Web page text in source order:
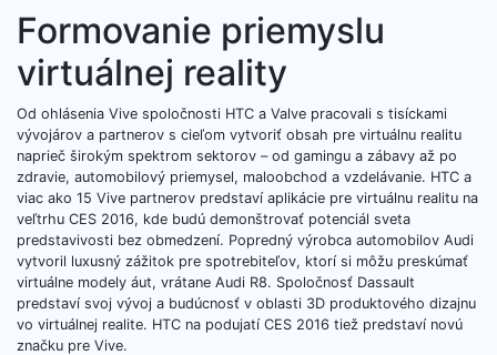
Formovanie priemyslu
virtuálnej reality
Od ohlásenia Vive spoločnosti HTC a Valve pracovali s tisíckami
vývojárov a partnerov s cieľom vytvoriť obsah pre virtuálnu realitu
naprieč širokým spektrom sektorov – od gamingu a zábavy až po
zdravie, automobilový priemysel, maloobchod a vzdelávanie. HTC a
viac ako 15 Vive partnerov predstaví aplikácie pre virtuálnu realitu na
veľtrhu CES 2016, kde budú demonštrovať potenciál sveta
predstavivosti bez obmedzení. Popredný výrobca automobilov Audi
vytvoril luxusný zážitok pre spotrebiteľov, ktorí si môžu preskúmať
virtuálne modely áut, vrátane Audi R8. Spoločnosť Dassault
predstaví svoj vývoj a budúcnosť v oblasti 3D produktového dizajnu
vo virtuálnej realite. HTC na podujatí CES 2016 tiež predstaví novú
značku pre Vive.